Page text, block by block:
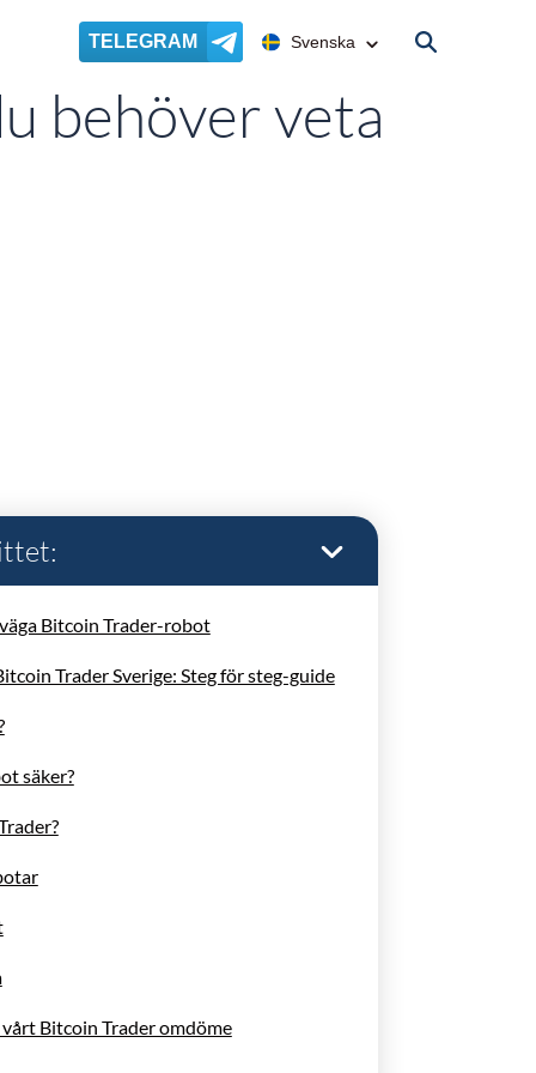
TELEGRAM Svenska
behöver veta
Bitcoin Trader-robot
Trader Sverige: Steg för steg-guide
säker?
Bitcoin Trader omdöme